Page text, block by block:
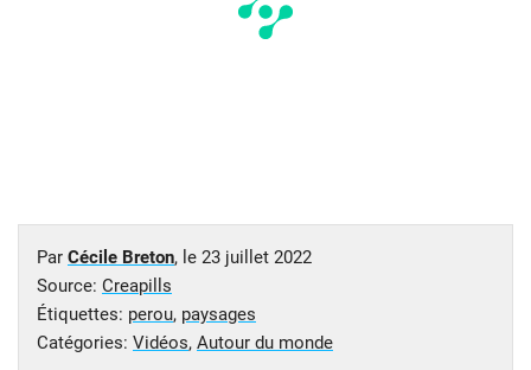
Par Cécile Breton, le 23 juillet 2022
Source: Creapills
Étiquettes: perou, paysages
Catégories: Vidéos, Autour du monde